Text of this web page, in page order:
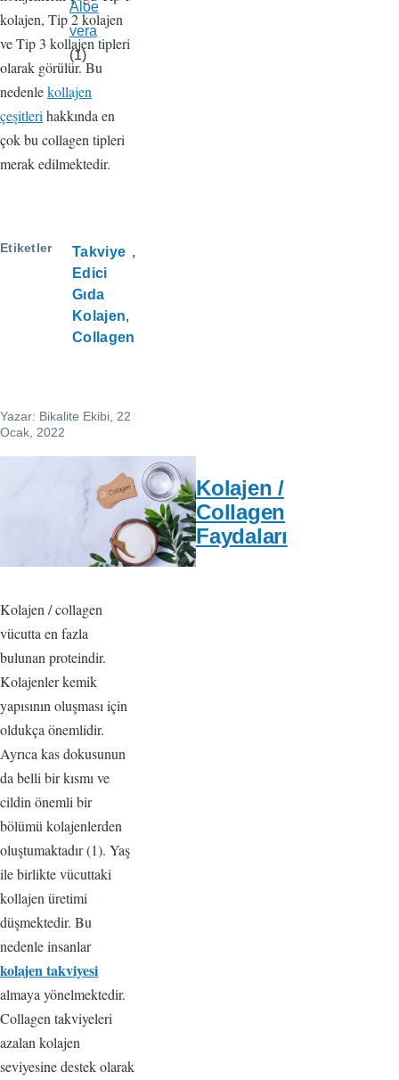
kolajen, Tip 2 kolajen
ve Tip 3 kollajen tipleri
olarak görülür. Bu
nedenlekollajen
çeşitlerihakkında en
çok bu collagen tipleri
merak edilmektedir.
Etiketler
Takviye
Edici
Gıda
Kolajen
Collagen
Yazar: Bikalite Ekibi, 22
Ocak, 2022
Kolajen /
Collagen
Faydaları
Kolajen / collagen
vücutta en fazla
bulunan proteindir.
Kolajenler kemik
yapısının oluşması için
oldukça önemlidir.
Ayrıca kas dokusunun
da belli bir kısmı ve
cildin önemli bir
bölümü kolajenlerden
oluştumaktadır (1). Yaş
ile birlikte vücuttaki
kollajen üretimi
düşmektedir. Bu
nedenle insanlar
kolajen takviyesi
almaya yönelmektedir.
Collagen takviyeleri
azalan kolajen
seviyesine destek olarak
Aloe
vera
(1)